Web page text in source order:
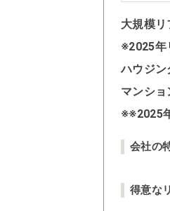
大規模リ
※2025年
ハウジン
マンシ
※※2025
会社の
得意な